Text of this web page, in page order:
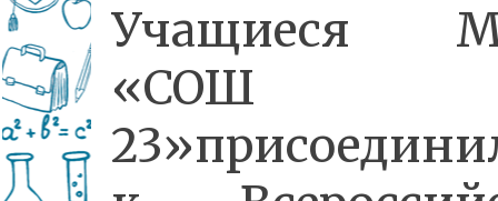
Учащиеся
«СОШ